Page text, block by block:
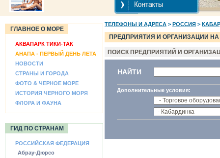
ГЛАВНОЕ О МОРЕ
АКВАПАРК ТИКИ-ТАК
АНАПА - ПЕРВЫЙ ДЕНЬ ЛЕТА
НОВОСТИ
СТРАНЫ И ГОРОДА
ФОТО & ЧЕРНОЕ МОРЕ
ИСТОРИЯ ЧЕРНОГО МОРЯ
ФЛОРА И ФАУНА
ГИД ПО СТРАНАМ
РОССИЙСКАЯ ФЕДЕРАЦИЯ
Абрау-Дюрсо
ТЕЛЕФОНЫ И АДРЕСА > РОССИЯ >
ПРЕДПРИЯТИЯ И ОРГАНИЗАЦИИ
ПОИСК ПРЕДПРИЯТИЙ И
НАЙТИ
Дополнительные условия: